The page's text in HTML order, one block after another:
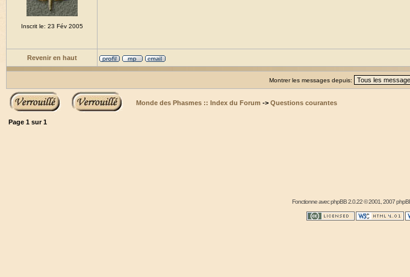
Inscrit le: 23 Fév 2005
Revenir en haut
Montrer les messages depuis:
Monde des Phasmes :: Index du Forum -> Questions courantes
Page 1 sur1
Fonctionne avecphpBB2.0.22 © 2001, 2007